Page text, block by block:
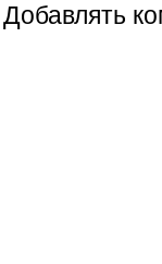
Добавлять